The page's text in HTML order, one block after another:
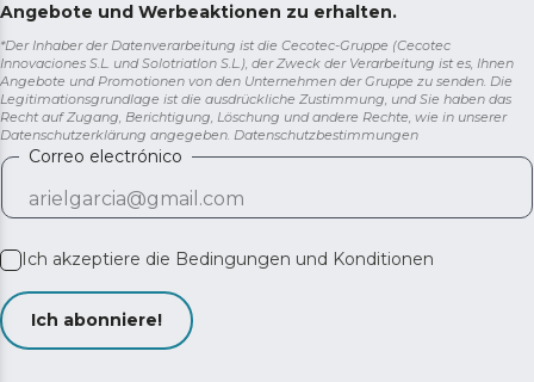
Angebote und Werbeaktionen zu erhalten.
*Der Inhaber der Datenverarbeitung ist die Cecotec-Gruppe (Cecotec
Innovaciones S.L. und Solotriatlon S.L.), der Zweck der Verarbeitung ist es, Ihnen
Angebote und Promotionen von den Unternehmen der Gruppe zu senden. Die
Legitimationsgrundlage ist die ausdrückliche Zustimmung, und Sie haben das
Recht auf Zugang, Berichtigung, Löschung und andere Rechte, wie in unserer
Datenschutzerklärung angegeben. Datenschutzbestimmungen
Correo electrónico
Ich akzeptiere die Bedingungen und Konditionen
Ich abonniere!